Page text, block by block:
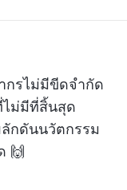
กรไม่มีขีดจำกัด
ไม่มีที่สิ้นสุด
กดันนวัตกรรม
🙌